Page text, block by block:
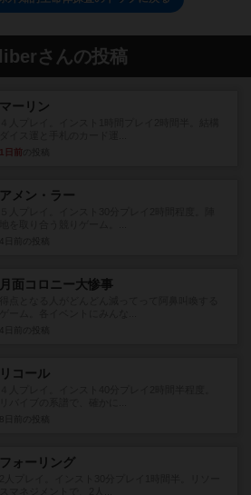
さんの投稿
マーリン
1日前
アメン・ラー
月面コロニー大惨事
リコール
フォーリング